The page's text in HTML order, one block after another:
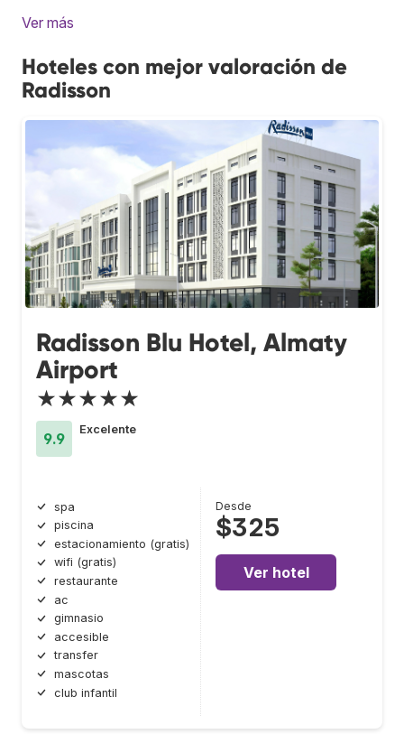
Ver más
Hoteles con mejor valoración de
Radisson
Radisson Blu Hotel, Almaty
Airport
★★★★★
9.9
Excelente
spa
piscina
estacionamiento (gratis)
wifi (gratis)
restaurante
ac
gimnasio
accesible
transfer
mascotas
club infantil
Desde
$325
Ver hotel